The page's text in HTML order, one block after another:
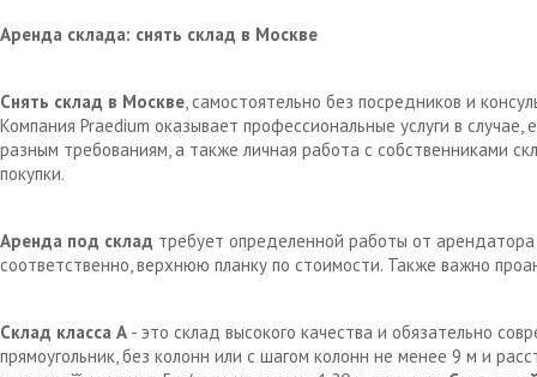
Аренда склада: снять склад в Москве
Снять склад в Москве, самостоятельно без посредников и
Компания Praedium оказывает профессиональные услуги в
разным требованиям, а также личная работа с собственниками
покупки.
Аренда под склад требует определенной работы от
соответственно, верхнюю планку по стоимости. Также важно
Склад класса А - это склад высокого качества и обязательно
прямоугольник, без колонн или с шагом колонн не менее 9 м и